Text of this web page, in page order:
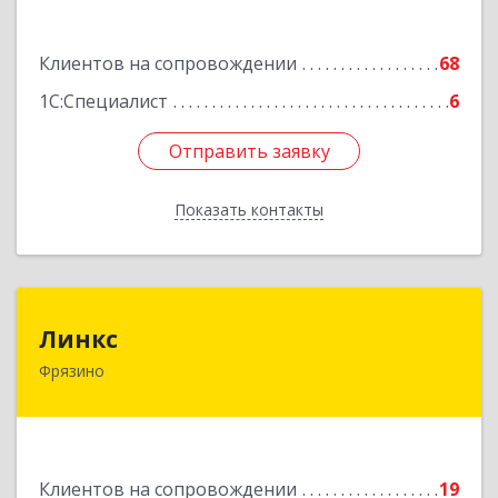
Клиентов на сопровождении
68
1С:Специалист
6
Отправить заявку
Показать контакты
Отправить заявку
Назад
Линкс
Фрязино
Клиентов на сопровождении
19
141190, Московская обл, Фрязино г, Заводской